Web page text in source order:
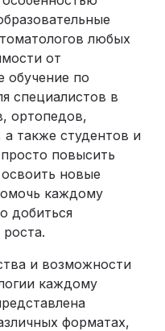
любых
от
обучение по
специалистов в
ортопедов,
также студентов и
повысить
новые
каждому
добиться
и возможности
каждому
форматах,